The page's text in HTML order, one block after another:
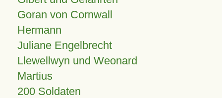
Goran von Cornwall
Hermann
Juliane Engelbrecht
Llewellwyn und Weonard
Martius
200 Soldaten